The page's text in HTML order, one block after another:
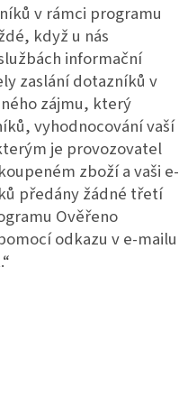
v rámci programu
když u nás
informační
zaslání dotazníků v
zájmu, který
vyhodnocování vaší
je provozovatel
zboží a vaši e-
předány žádné třetí
Ověřeno
odkazu v e-mailu